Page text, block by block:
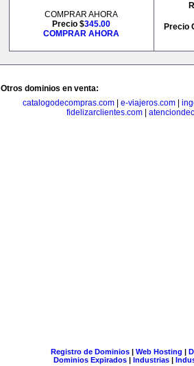
COMPRAR AHORA
Precio $345.00
COMPRAR AHORA
Precio
Otros dominios en venta:
catalogodecompras.com| e-viajeros.com|
fidelizarclientes.com|
Registro de Dominios| Web Hosting |
Dominios Expirados | Industrias |